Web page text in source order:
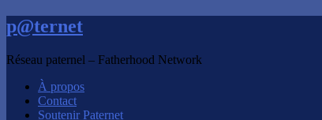
p@ternet
Réseau paternel – Fatherhood Network
À propos
Contact
Soutenir Paternet